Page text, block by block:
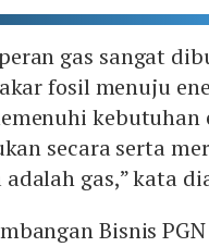
gas sangat
fosil menuju
kebutuhan
secara serta
gas,” kata
Bisnis